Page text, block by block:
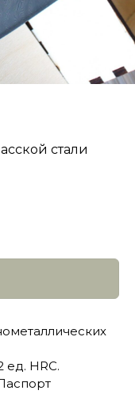
стали
ед. HRC.